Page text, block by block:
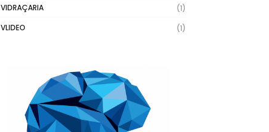
VIDRAÇARIA
(1)
VLIDEO
(1)